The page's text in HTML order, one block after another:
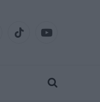
TikTok YouTube